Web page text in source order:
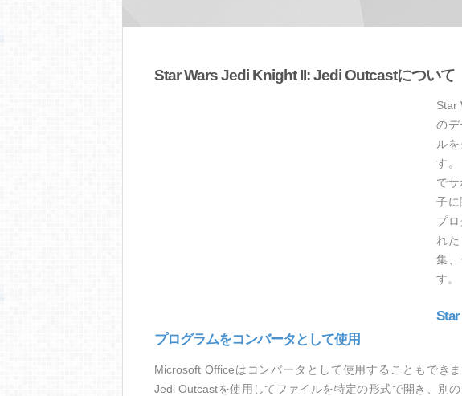
Star Wars Jedi Knight II: Jedi Outcastについて
Star
のデ
ル
す
で
子
プ
れ
集
す。
プログラムをコンバータとして使用
Microsoft Officeはコンバータとして使用することもでき
Jedi Outcastを使用してファイルを特定の形式で開き、別